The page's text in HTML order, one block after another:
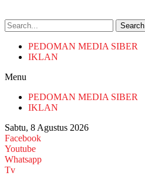
Search
PEDOMAN MEDIA SIBER
IKLAN
Menu
PEDOMAN MEDIA SIBER
IKLAN
Sabtu, 8 Agustus 2026
Facebook
Youtube
Whatsapp
Tv